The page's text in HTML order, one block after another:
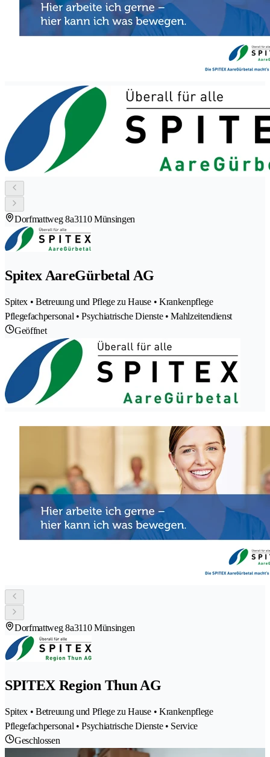
Dorfmattweg 8a3110 Münsingen
Spitex AareGürbetal AG
Spitex • Betreuung und Pflege zu Hause • Krankenpflege
Pflegefachpersonal • Psychiatrische Dienste • Mahlzeitendienst
Geöffnet
Dorfmattweg 8a3110 Münsingen
SPITEX Region Thun AG
Spitex • Betreuung und Pflege zu Hause • Krankenpflege
Pflegefachpersonal • Psychiatrische Dienste • Service
Geschlossen